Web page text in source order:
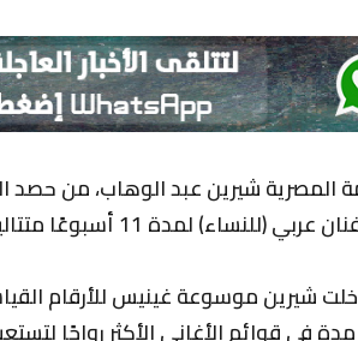
شيرين موسوعة غينيس للأرقام
في قوائم الأغاني الأكثر رواجًا